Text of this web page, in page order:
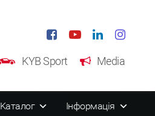
KYB Sport Media
Kаталог Інформація